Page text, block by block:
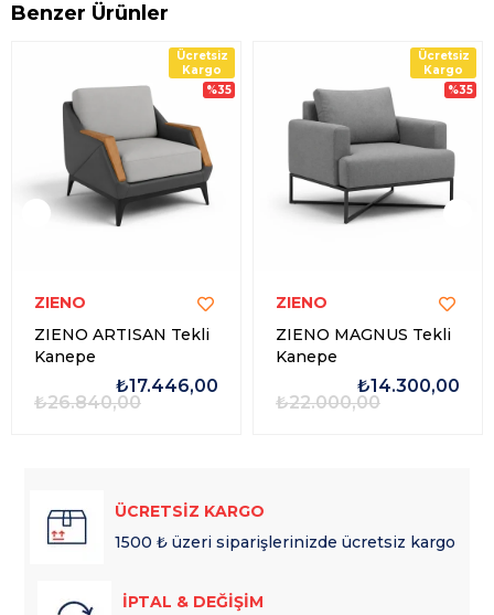
Benzer Ürünler
ZIENO
ZIENO ARTISAN Tekli
Kanepe
₺17.446,00
₺26.840,00
Ücretsiz
Kargo
%35
ZIENO
ZIENO MAGNUS Tekli
Kanepe
₺14.300,00
₺22.000,00
Ücretsiz
Kargo
%35
ÜCRETSİZ KARGO
1500 ₺ üzeri siparişlerinizde ücretsiz kargo
İPTAL & DEĞİŞİM